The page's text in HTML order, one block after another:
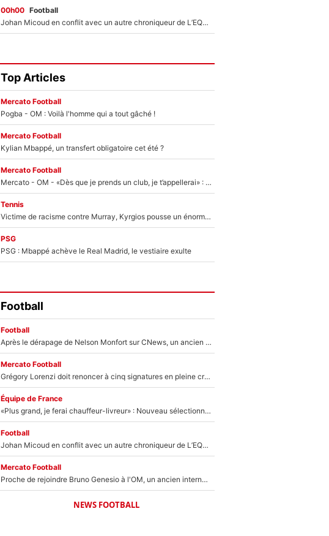
00h00 Football
Johan Micoud en conflit avec un autre chroniqueur de L’EQUIPE du Soir : «Pendant un moment, je ne les ai pas remis ensemble dans l'émission»
Top Articles
Mercato Football
Pogba - OM : Voilà l'homme qui a tout gâché !
Mercato Football
Kylian Mbappé, un transfert obligatoire cet été ?
Mercato Football
Mercato - OM - «Dès que je prends un club, je t’appellerai» : La promesse de Marcelino au moment de claquer la porte
Tennis
Victime de racisme contre Murray, Kyrgios pousse un énorme coup de gueule !
PSG
PSG : Mbappé achève le Real Madrid, le vestiaire exulte
Football
Football
Après le dérapage de Nelson Monfort sur CNews, un ancien journaliste de France Télévisions relance la polémique sur les incendies en Gironde
Mercato Football
Grégory Lorenzi doit renoncer à cinq signatures en pleine crise financière : L’IA propose sept noms à l’OM pour un mercato réussi... à seulement 5M€ !
Équipe de France
«Plus grand, je ferai chauffeur-livreur» : Nouveau sélectionneur des Bleus, Zinédine Zidane s’était imaginé un avenir très différent lorsqu'il était enfant
Football
Johan Micoud en conflit avec un autre chroniqueur de L’EQUIPE du Soir : «Pendant un moment, je ne les ai pas remis ensemble dans l'émission»
Mercato Football
Proche de rejoindre Bruno Genesio à l'OM, un ancien international français va finalement débarquer... sur RMC !
NEWS FOOTBALL